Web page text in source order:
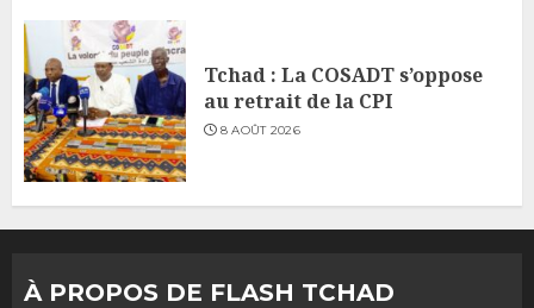
Tchad : La COSADT s’oppose
au retrait de la CPI
8 AOÛT 2026
À PROPOS DE FLASH TCHAD